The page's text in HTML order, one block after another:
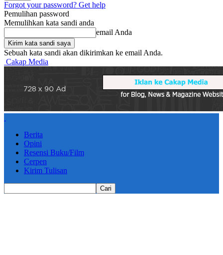
Forgot your password? Get help
Pemulihan password
Memulihkan kata sandi anda
email Anda
Sebuah kata sandi akan dikirimkan ke email Anda.
Cakap Media
Berita
Opini
Resensi Buku/Film
Cerpen
Kirim Tulisan